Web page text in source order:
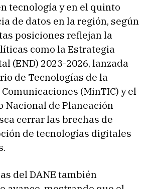
tecnología y en el quinto
de datos en la región, según
posiciones reflejan la
como la Estrategia
(END) 2023-2026, lanzada
de Tecnologías de la
(MinTIC) y el
Nacional de Planeación
cerrar las brechas de
de tecnologías digitales
del DANE también